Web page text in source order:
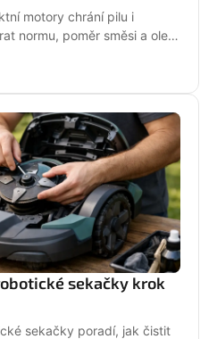
motory chrání pilu i
normu, poměr směsi a olej
sekačky krok
sekačky poradí, jak čistit